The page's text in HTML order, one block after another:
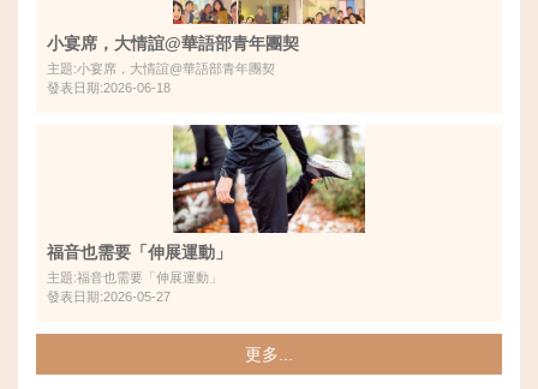
小宴席，大情誼@華語部青年團契
主題:小宴席，大情誼@華語部青年團契
發表日期:2026-06-18
福音也需要「伸展運動」
主題:福音也需要「伸展運動」
發表日期:2026-05-27
更多...